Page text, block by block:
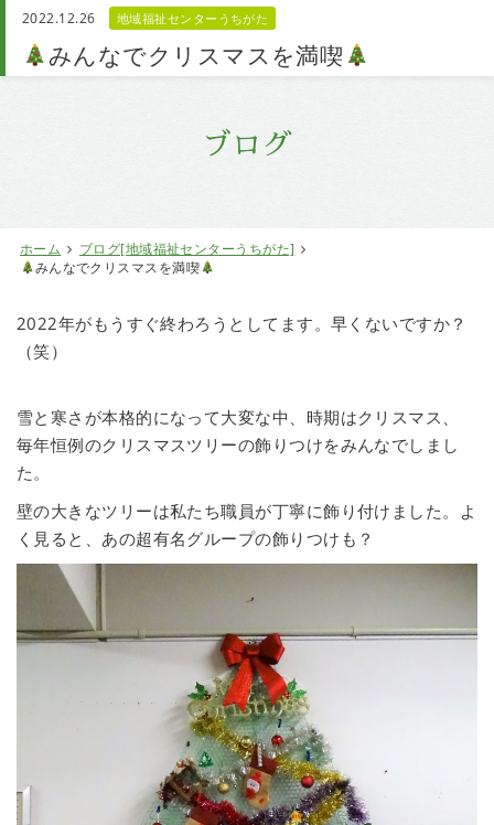
ブログ
ホーム
ブログ[地域福祉センターうちがた]
みんなでクリスマスを満喫
2022.12.26 地域福祉センターうちがた
みんなでクリスマスを満喫
2022年がもうすぐ終わろうとしてます。早くないですか？
（笑）
雪と寒さが本格的になって大変な中、時期はクリスマス、
毎年恒例のクリスマスツリーの飾りつけをみんなでしまし
た。
壁の大きなツリーは私たち職員が丁寧に飾り付けました。よ
く見ると、あの超有名グループの飾りつけも？